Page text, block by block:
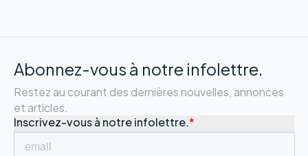
Abonnez-vous à notre infolettre.
Restez au courant des dernières nouvelles, annonces
et articles.